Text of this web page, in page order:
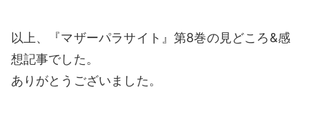
以上、『マザーパラサイト』第8巻の見どころ&感
想記事でした。
ありがとうございました。